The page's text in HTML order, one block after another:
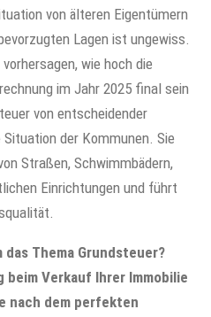
von älteren Eigentümern
Lagen ist ungewiss.
wie hoch die
im Jahr 2025 final sein
von entscheidender
der Kommunen. Sie
Straßen, Schwimmbädern,
Einrichtungen und führt
Thema Grundsteuer?
Verkauf Ihrer Immobilie
nach dem perfekten